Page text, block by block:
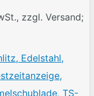
zzgl. Versand;